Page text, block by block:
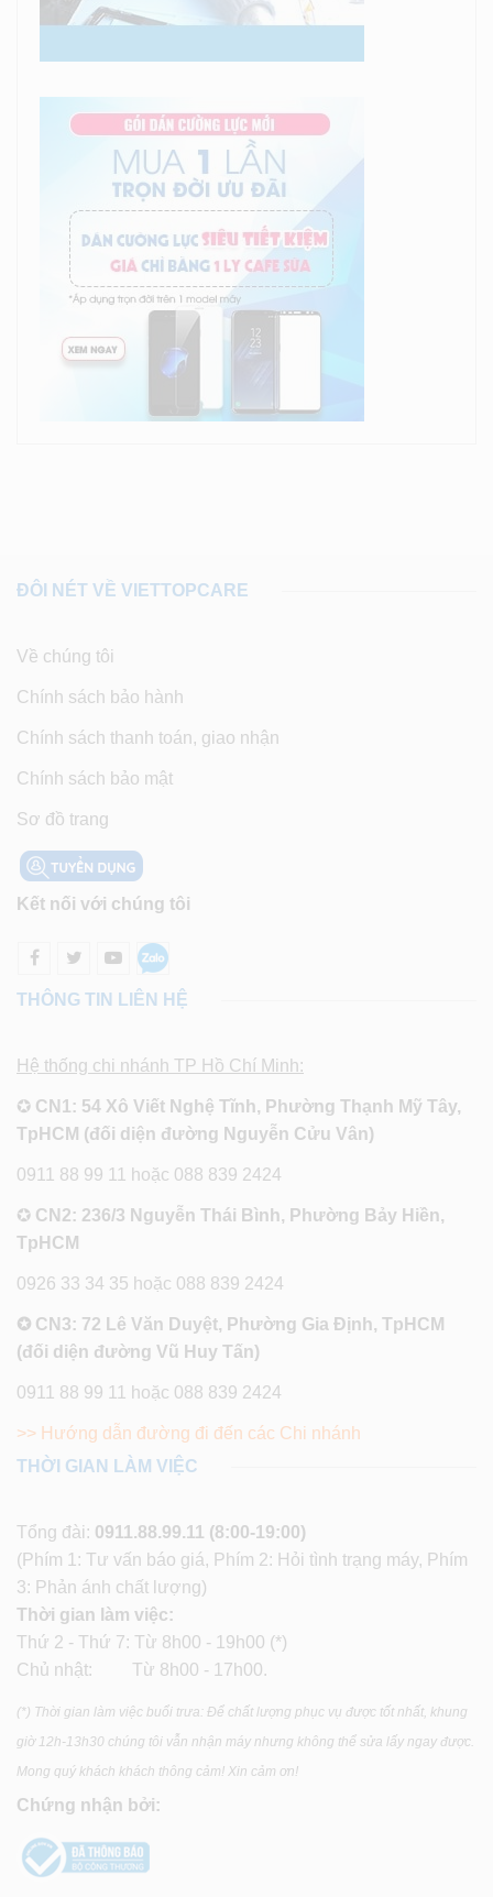
ĐÔI NÉT VỀ VIETTOPCARE
Về chúng tôi
Chính sách bảo hành
Chính sách thanh toán, giao nhận
Chính sách bảo mật
Sơ đồ trang
Kết nối với chúng tôi
THÔNG TIN LIÊN HỆ
Hệ thống chi nhánh TP Hồ Chí Minh:
✪ CN1: 54 Xô Viết Nghệ Tĩnh, Phường Thạnh Mỹ Tây,
TpHCM (đối diện đường Nguyễn Cửu Vân)
0911 88 99 11 hoặc 088 839 2424
✪ CN2: 236/3 Nguyễn Thái Bình, Phường Bảy Hiền,
TpHCM
0926 33 34 35 hoặc 088 839 2424
✪ CN3: 72 Lê Văn Duyệt, Phường Gia Định, TpHCM
(đối diện đường Vũ Huy Tấn)
0911 88 99 11 hoặc 088 839 2424
>> Hướng dẫn đường đi đến các Chi nhánh
THỜI GIAN LÀM VIỆC
Tổng đài: 0911.88.99.11 (8:00-19:00)
(Phím 1: Tư vấn báo giá, Phím 2: Hỏi tình trạng máy, Phím
3: Phản ánh chất lượng)
Thời gian làm việc:
Thứ 2 - Thứ 7: Từ 8h00 - 19h00 (*)
Chủ nhật: Từ 8h00 - 17h00.
(*) Thời gian làm việc buổi trưa: Để chất lượng phục vụ được tốt nhất, khung
giờ 12h-13h30 chúng tôi vẫn nhận máy nhưng không thể sửa lấy ngay được.
Mong quý khách khách thông cảm! Xin cảm ơn!
Chứng nhận bởi: